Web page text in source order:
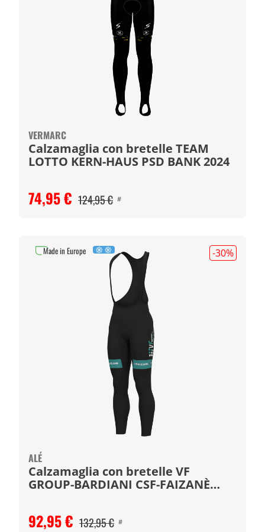
VERMARC
Calzamaglia con bretelle TEAM
LOTTO KERN-HAUS PSD BANK 2024
74,95 € 124,95 € #
-30%
ALÉ
Calzamaglia con bretelle VF
GROUP-BARDIANI CSF-FAIZANÈ
92,95 € 132,95 € #
Made in Europe